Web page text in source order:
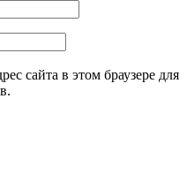
сайта в этом браузере для